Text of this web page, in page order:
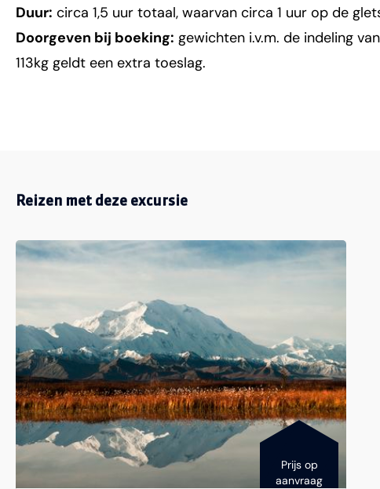
Duur: circa 1,5 uur totaal, waarvan circa 1 uur op de
Doorgeven bij boeking: gewichten i.v.m. de indeling
113kg geldt een extra toeslag.
Reizen met deze excursie
Prijs op
aanvraag